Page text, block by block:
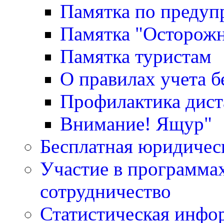
Памятка по
Памятка
Памятка туристам
О правилах учета
Профилактика
Внимание! Ящур"
Бесплатная
Участие в
сотрудничество
Статистическая